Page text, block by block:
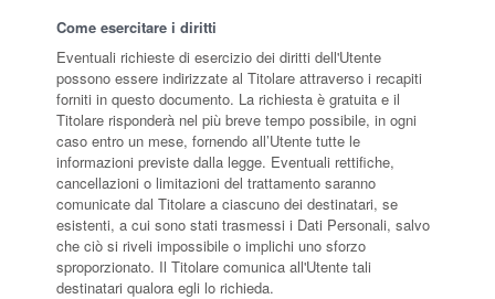
Come esercitare i diritti
Eventuali richieste di esercizio dei diritti dell'Utente
possono essere indirizzate al Titolare attraverso i recapiti
forniti in questo documento. La richiesta è gratuita e il
Titolare risponderà nel più breve tempo possibile, in ogni
caso entro un mese, fornendo all’Utente tutte le
informazioni previste dalla legge. Eventuali rettifiche,
cancellazioni o limitazioni del trattamento saranno
comunicate dal Titolare a ciascuno dei destinatari, se
esistenti, a cui sono stati trasmessi i Dati Personali, salvo
che ciò si riveli impossibile o implichi uno sforzo
sproporzionato. Il Titolare comunica all'Utente tali
destinatari qualora egli lo richieda.